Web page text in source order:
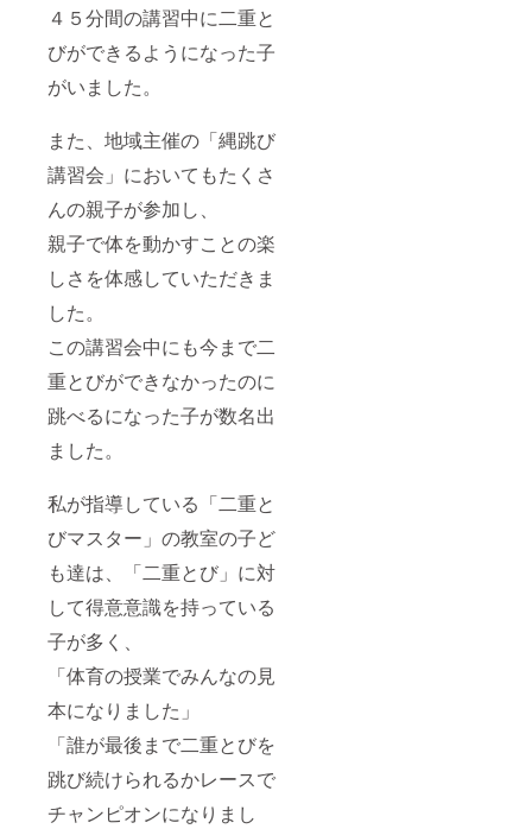
４５分間の講習中に二重と
びができるようになった子
がいました。
また、地域主催の「縄跳び
講習会」においてもたくさ
んの親子が参加し、
親子で体を動かすことの楽
しさを体感していただきま
した。
この講習会中にも今まで二
重とびができなかったのに
跳べるになった子が数名出
ました。
私が指導している「二重と
びマスター」の教室の子ど
も達は、「二重とび」に対
して得意意識を持っている
子が多く、
「体育の授業でみんなの見
本になりました」
「誰が最後まで二重とびを
跳び続けられるかレースで
チャンピオンになりまし